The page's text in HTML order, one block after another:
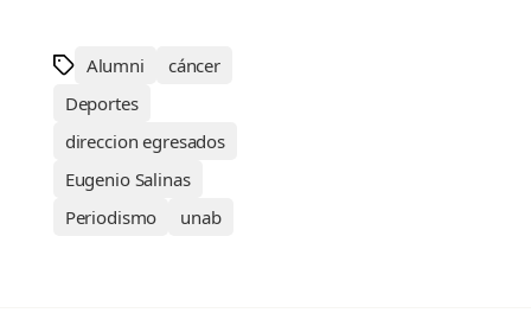
Alumni
cáncer
Deportes
direccion egresados
Eugenio Salinas
Periodismo
unab